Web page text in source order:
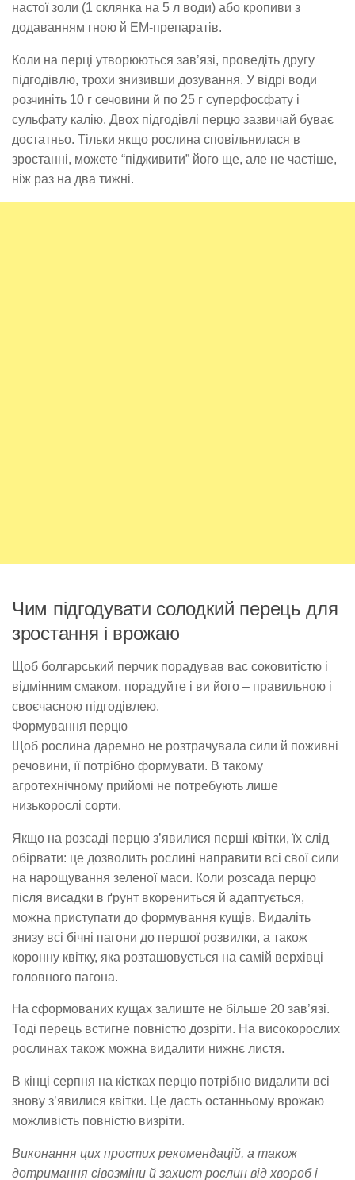
настої золи (1 склянка на 5 л води) або кропиви з
додаванням гною й ЕМ-препаратів.
Коли на перці утворюються зав’язі, проведіть другу
підгодівлю, трохи знизивши дозування. У відрі води
розчиніть 10 г сечовини й по 25 г суперфосфату і
сульфату калію. Двох підгодівлі перцю зазвичай буває
достатньо. Тільки якщо рослина сповільнилася в
зростанні, можете “підживити” його ще, але не частіше,
ніж раз на два тижні.
Чим підгодувати солодкий перець для
зростання і врожаю
Щоб болгарський перчик порадував вас соковитістю і
відмінним смаком, порадуйте і ви його – правильною і
своєчасною підгодівлею.
Формування перцю
Щоб рослина даремно не розтрачувала сили й поживні
речовини, її потрібно формувати. В такому
агротехнічному прийомі не потребують лише
низькорослі сорти.
Якщо на розсаді перцю з’явилися перші квітки, їх слід
обірвати: це дозволить рослині направити всі свої сили
на нарощування зеленої маси. Коли розсада перцю
після висадки в ґрунт вкорениться й адаптується,
можна приступати до формування кущів. Видаліть
знизу всі бічні пагони до першої розвилки, а також
коронну квітку, яка розташовується на самій верхівці
головного пагона.
На сформованих кущах залиште не більше 20 зав’язі.
Тоді перець встигне повністю дозріти. На високорослих
рослинах також можна видалити нижнє листя.
В кінці серпня на кістках перцю потрібно видалити всі
знову з’явилися квітки. Це дасть останньому врожаю
можливість повністю визріти.
Виконання цих простих рекомендацій, а також
дотримання сівозміни й захист рослин від хвороб і